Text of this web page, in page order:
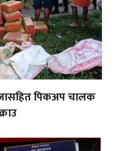
पिकअप चालक